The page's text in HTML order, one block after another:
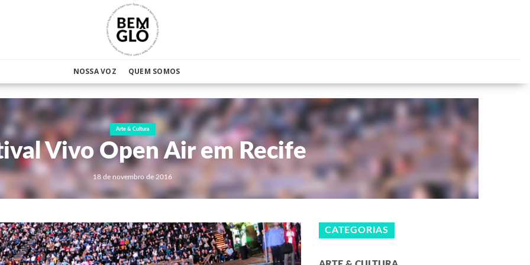
NOSSA VOZ QUEM SOMOS
Arte & Cultura
Vivo Open Air em Recife
18 de novembro de 2016
CATEGORIAS